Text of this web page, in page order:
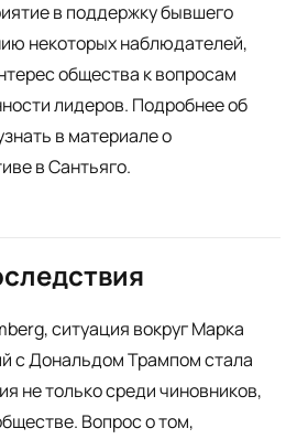
в поддержку бывшего
некоторых наблюдателей,
общества к вопросам
лидеров. Подробнее об
в материале о
в Сантьяго.
ситуация вокруг Марка
с Дональдом Трампом стала
не только среди чиновников,
Вопрос о том,